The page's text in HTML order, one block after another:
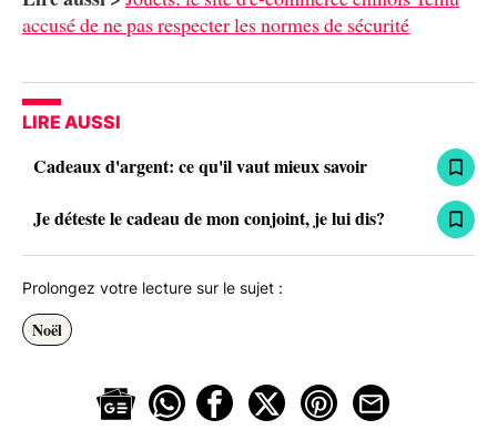
accusé de ne pas respecter les normes de sécurité
LIRE AUSSI
Cadeaux d'argent: ce qu'il vaut mieux savoir
Je déteste le cadeau de mon conjoint, je lui dis?
Prolongez votre lecture sur le sujet :
Noël